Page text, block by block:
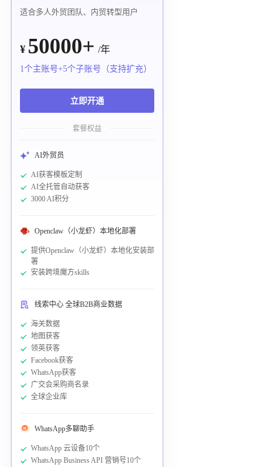
适合多人外贸团队、内贸转型用户
¥ 50000+ /年
1个主账号+5个子账号（支持扩充）
立即开通
套餐权益
AI外贸员
AI获客模板定制
AI全托管自动获客
3000 AI积分
Openclaw（小龙虾）本地化部署
提供Openclaw（小龙虾）本地化安装部
署
安装跨境魔方skills
线索中心 全球B2B商业数据
海关数据
地图获客
领英获客
Facebook获客
WhatsApp获客
广交会采购商名录
全球企业库
WhatsApp多聊助手
WhatsApp 云设备10个
WhatsApp Business API 营销号10个